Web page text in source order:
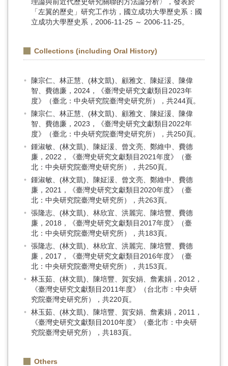
「左翼的歷史」研究工作坊，國立成功大學歷史系：國
立成功大學歷史系，2006-11-25 ～ 2006-11-25。
Collections (including Oral History)
陳宗仁、林正慧、(林文凱)、顧雅文、陳姃湲、陳偉
智、費德廉，2024，《臺灣史研究文獻類目2023年
度》（臺北：中央研究院臺灣史研究所），共244頁。
陳宗仁、林正慧、(林文凱)、顧雅文、陳姃湲、陳偉
智、費德廉，2023，《臺灣史研究文獻類目2022年
度》（臺北：中央研究院臺灣史研究所），共250頁。
鍾淑敏、(林文凱)、陳姃湲、曾文亮、鄭維中、費德
廉，2022，《臺灣史研究文獻類目2021年度》（臺
北：中央研究院臺灣史研究所），共250頁。
鍾淑敏、(林文凱)、陳姃湲、曾文亮、鄭維中、費德
廉，2021，《臺灣史研究文獻類目2020年度》（臺
北：中央研究院臺灣史研究所），共263頁。
張隆志、(林文凱)、林欣宜、洪麗完、陳培豐、費德
廉，2018，《臺灣史研究文獻類目2017年度》（臺
北：中央研究院臺灣史研究所），共183頁。
張隆志、(林文凱)、林欣宜、洪麗完、陳培豐、費德
廉，2017，《臺灣史研究文獻類目2016年度》（臺
北：中央研究院臺灣史研究所），共153頁。
林玉茹、(林文凱)、陳培豐、賀安娟、詹素娟，2012，
《臺灣史研究文獻類目2011年度》（台北市：中央研
究院臺灣史研究所），共220頁。
林玉茹、(林文凱)、陳培豐、賀安娟、詹素娟，2011，
《臺灣史研究文獻類目2010年度》（臺北市：中央研
究院臺灣史研究所），共183頁。
Others